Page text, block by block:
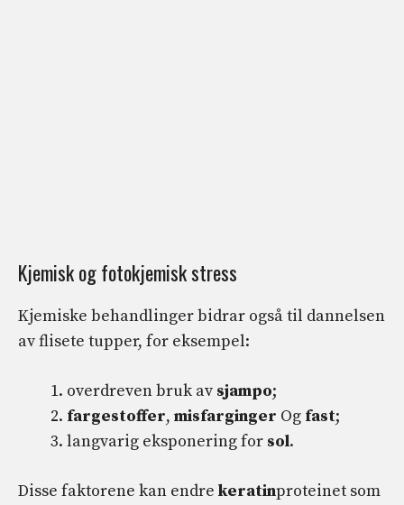
Kjemisk og fotokjemisk stress
Kjemiske behandlinger bidrar også til dannelsen
av flisete tupper, for eksempel:
overdreven bruk av sjampo;
fargestoffer, misfarginger Og fast;
langvarig eksponering for sol.
Disse faktorene kan endre keratinproteinet som